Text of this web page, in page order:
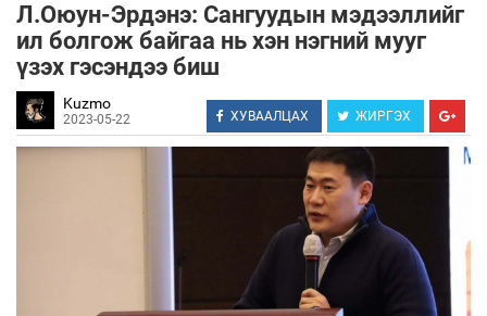
Л.Оюун-Эрдэнэ: Сангуудын мэдээллийг
ил болгож байгаа нь хэн нэгний мууг
үзэх гэсэндээ биш
Kuzmo
2023-05-22 ХУВААЛЦАХ ЖИРГЭХ